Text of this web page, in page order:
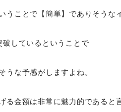
うことで【簡単】でありそうな
しているということで
うな予感がしますよね。
る金額は非常に魅力的であると